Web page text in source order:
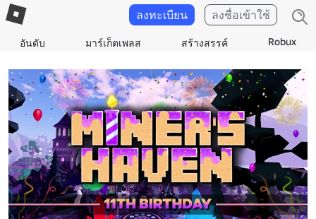
อันดับ มาร์เก็ตเพลส สร้างสรรค์ Robux
ลงทะเบียน ลงชื่อเข้าใช้